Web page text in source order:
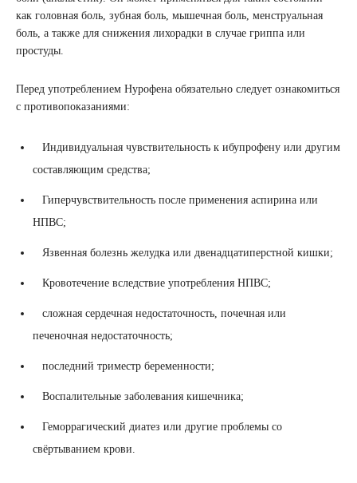
как головная боль, зубная боль, мышечная боль, менструальная
боль, а также для снижения лихорадки в случае гриппа или
простуды.
Перед употреблением Нурофена обязательно следует ознакомиться
с противопоказаниями:
Индивидуальная чувствительность к ибупрофену или другим
составляющим средства;
Гиперчувствительность после применения аспирина или
НПВС;
Язвенная болезнь желудка или двенадцатиперстной кишки;
Кровотечение вследствие употребления НПВС;
сложная сердечная недостаточность, почечная или
печеночная недостаточность;
последний триместр беременности;
Воспалительные заболевания кишечника;
Геморрагический диатез или другие проблемы со
свёртыванием крови.